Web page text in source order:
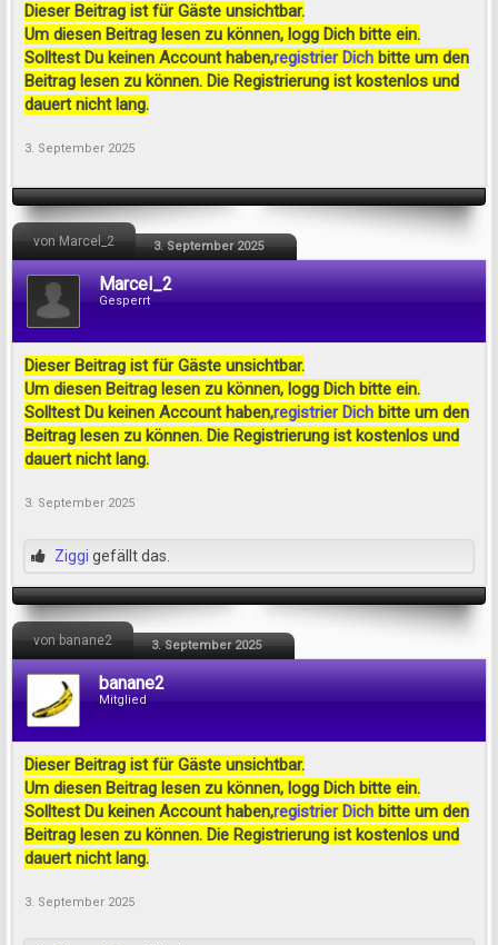
Dieser Beitrag ist für Gäste unsichtbar.
Um diesen Beitrag lesen zu können, logg Dich bitte ein.
Solltest Du keinen Account haben,registrier Dich bitte um den
Beitrag lesen zu können. Die Registrierung ist kostenlos und
dauert nicht lang.
3. September 2025
von Marcel_2 3. September 2025
Marcel_2
Gesperrt
Dieser Beitrag ist für Gäste unsichtbar.
Um diesen Beitrag lesen zu können, logg Dich bitte ein.
Solltest Du keinen Account haben,registrier Dich bitte um den
Beitrag lesen zu können. Die Registrierung ist kostenlos und
dauert nicht lang.
3. September 2025
Ziggi gefällt das.
von banane2 3. September 2025
banane2
Mitglied
Dieser Beitrag ist für Gäste unsichtbar.
Um diesen Beitrag lesen zu können, logg Dich bitte ein.
Solltest Du keinen Account haben,registrier Dich bitte um den
Beitrag lesen zu können. Die Registrierung ist kostenlos und
dauert nicht lang.
3. September 2025